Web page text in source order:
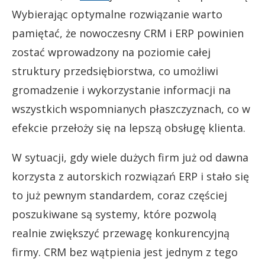
Wybierając optymalne rozwiązanie warto
pamiętać, że nowoczesny CRM i ERP powinien
zostać wprowadzony na poziomie całej
struktury przedsiębiorstwa, co umożliwi
gromadzenie i wykorzystanie informacji na
wszystkich wspomnianych płaszczyznach, co w
efekcie przełoży się na lepszą obsługę klienta.
W sytuacji, gdy wiele dużych firm już od dawna
korzysta z autorskich rozwiązań ERP i stało się
to już pewnym standardem, coraz częściej
poszukiwane są systemy, które pozwolą
realnie zwiększyć przewagę konkurencyjną
firmy. CRM bez wątpienia jest jednym z tego